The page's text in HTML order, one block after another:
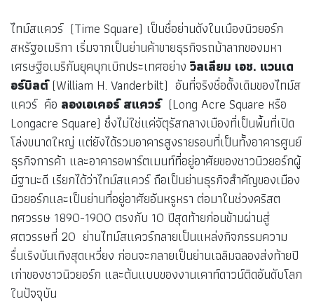
ไทม์สแควร์ (Time Square) เป็นชื่อย่านดังในเมืองนิวยอร์ก
สหรัฐอเมริกา เริ่มจากเป็นย่านค้าขายธุรกิจรถม้าลากของมหา
เศรษฐีอเมริกันยุคบุกเบิกประเทศอย่าง วิลเลียม เอช. แวนเด
อร์บิลต์(William H. Vanderbilt) อันที่จริงชื่อดั้งเดิมของไทม์ส
แควร์ คือ ลองเอเคอร์ สแควร์(Long Acre Square หรือ
Longacre Square) ซึ่งไม่ใช่แค่จัตุรัสกลางเมืองที่เป็นพื้นที่เปิด
โล่งขนาดใหญ่ แต่ยังได้รวมอาคารสูงรายรอบที่เป็นทั้งอาคารศูนย์
ธุรกิจการค้า และอาคารอพาร์ตเมนท์ที่อยู่อาศัยของชาวนิวยอร์กผู้
มีฐานะดี เรียกได้ว่าไทม์สแควร์ ถือเป็นย่านธุรกิจสำคัญของเมือง
นิวยอร์กและเป็นย่านที่อยู่อาศัยอันหรูหรา ต่อมาในช่วงคริสต
ทศวรรษ 1890-1900 ตรงกับ 10 ปีสุดท้ายก่อนข้ามผ่านสู่
ศตวรรษที่ 20 ย่านไทม์สแควร์กลายเป็นแหล่งกิจกรรมความ
รื่นเริงบันเทิงสุดเหวี่ยง ก่อนจะกลายเป็นย่านเฉลิมฉลองส่งท้ายปี
เก่าของชาวนิวยอร์ก และต้นแบบของงานเคาท์ดาวน์ติดอันดับโลก
ในปัจจุบัน